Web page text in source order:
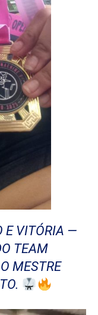
E VITÓRIA —
TEAM
MESTRE